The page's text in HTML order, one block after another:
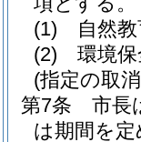
(1)
自然
(2)
環境
(指定の取
第7条
市長
は期間を